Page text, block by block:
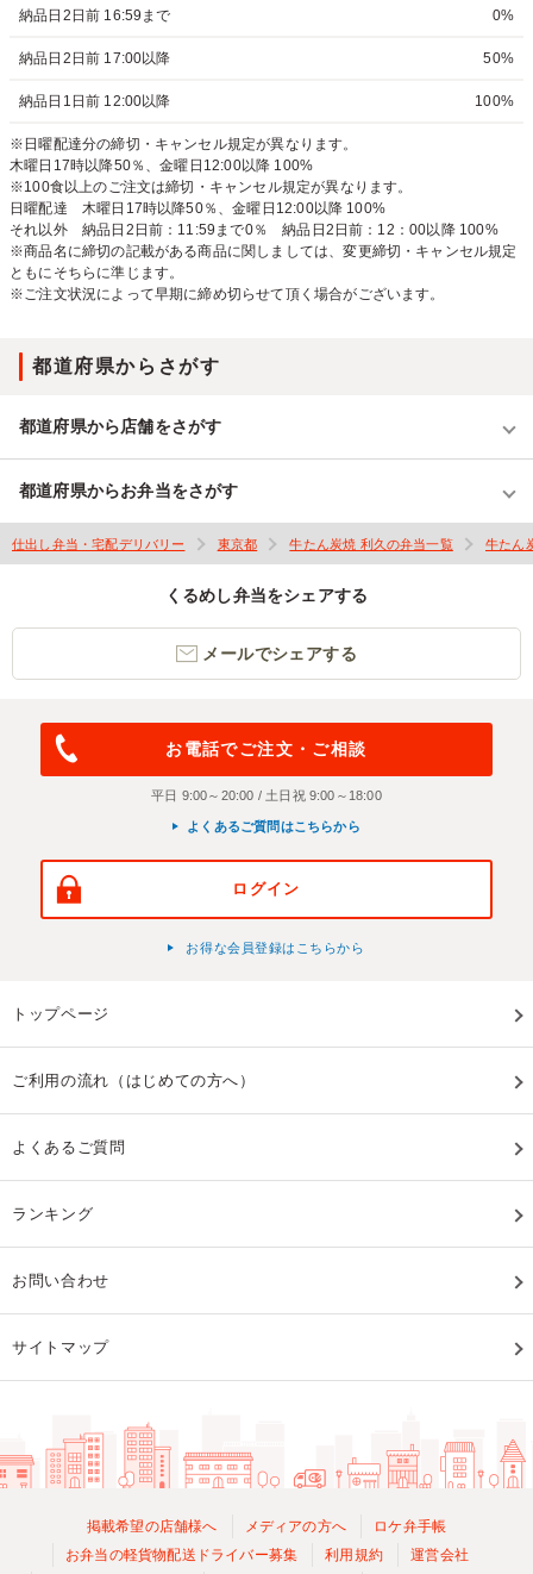
納品日2日前 16:59まで 0%
納品日2日前 17:00以降 50%
納品日1日前 12:00以降 100%
※日曜配達分の締切・キャンセル規定が異なります。
木曜日17時以降50％、金曜日12:00以降 100%
※100食以上のご注文は締切・キャンセル規定が異なります。
日曜配達 木曜日17時以降50％、金曜日12:00以降 100%
それ以外 納品日2日前：11:59まで0％ 納品日2日前：12：00以降 100%
※商品名に締切の記載がある商品に関しましては、変更締切・キャンセル規定
ともにそちらに準じます。
※ご注文状況によって早期に締め切らせて頂く場合がございます。
都道府県からさがす
都道府県から店舗をさがす
都道府県からお弁当をさがす
仕出し弁当・宅配デリバリー 東京都 牛たん炭焼 利久の弁当一覧 牛たん
くるめし弁当をシェアする
メールでシェアする
お電話でご注文・ご相談
平日 9:00～20:00 / 土日祝 9:00～18:00
よくあるご質問はこちらから
ログイン
お得な会員登録はこちらから
トップページ
ご利用の流れ（はじめての方へ）
よくあるご質問
ランキング
お問い合わせ
サイトマップ
掲載希望の店舗様へ メディアの方へ
ロケ弁手帳
お弁当の軽貨物配送ドライバー募集
利用規約 運営会社